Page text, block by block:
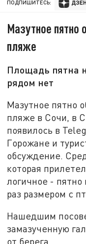
ПОДПИШИТЕСЬ:
Мазутное пятно
пляже
Площадь пятна
рядом нет
Мазутное пятно
пляже в Сочи, в
появилось в
Горожане и
обсуждение.
которая
логичное - пятно
раз размером с
Нашедшим
замазученную
от берега.